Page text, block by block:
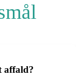
affald?